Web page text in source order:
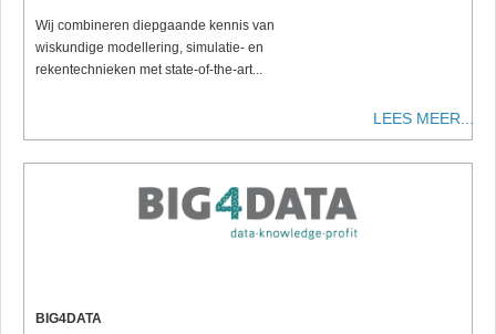
Wij combineren diepgaande kennis van
wiskundige modellering, simulatie- en
rekentechnieken met state-of-the-art...
LEES MEER...
BIG4DATA